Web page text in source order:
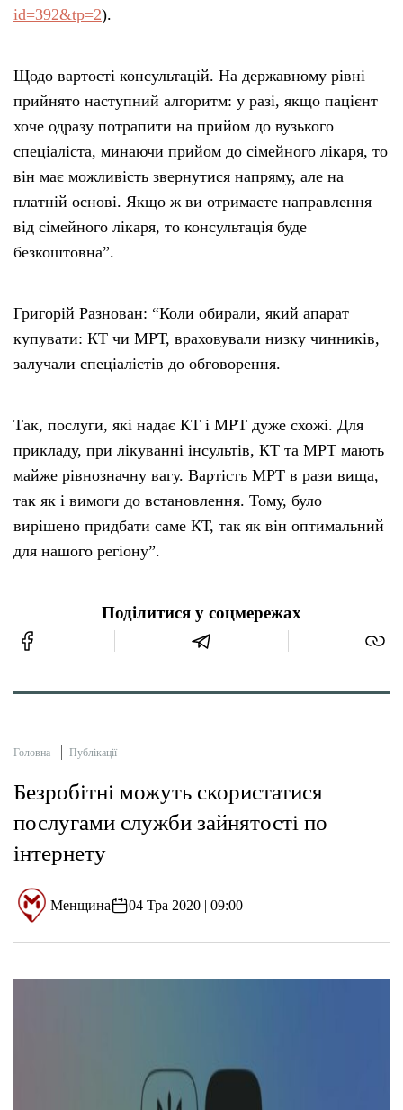
id=392&tp=2).
Щодо вартості консультацій. На державному рівні
прийнято наступний алгоритм: у разі, якщо пацієнт
хоче одразу потрапити на прийом до вузького
спеціаліста, минаючи прийом до сімейного лікаря, то
він має можливість звернутися напряму, але на
платній основі. Якщо ж ви отримаєте направлення
від сімейного лікаря, то консультація буде
безкоштовна”.
Григорій Разнован: “Коли обирали, який апарат
купувати: КТ чи МРТ, враховували низку чинників,
залучали спеціалістів до обговорення.
Так, послуги, які надає КТ і МРТ дуже схожі. Для
прикладу, при лікуванні інсультів, КТ та МРТ мають
майже рівнозначну вагу. Вартість МРТ в рази вища,
так як і вимоги до встановлення. Тому, було
вирішено придбати саме КТ, так як він оптимальний
для нашого регіону”.
Поділитися у соцмережах
Головна Публікації
Безробітні можуть скористатися
послугами служби зайнятості по
інтернету
Менщина 04 Тра 2020 | 09:00